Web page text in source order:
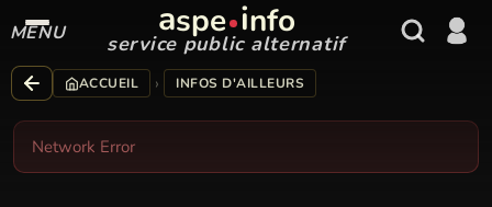
MENU aspe info
service public alternatif
ACCUEIL › INFOS D'AILLEURS
Network Error